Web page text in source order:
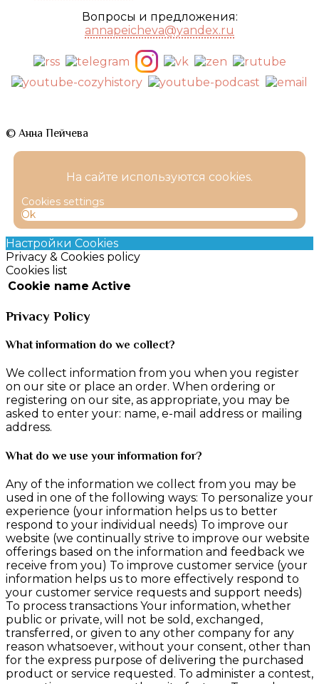
Вопросы и предложения:
annapeicheva@yandex.ru
© Анна Пейчева
На сайте используются cookies.
Cookies settings
Ok
Настройки Cookies
Privacy & Cookies policy
Cookies list
Cookie name Active
Privacy Policy
What information do we collect?
We collect information from you when you register
on our site or place an order. When ordering or
registering on our site, as appropriate, you may be
asked to enter your: name, e-mail address or mailing
address.
What do we use your information for?
Any of the information we collect from you may be
used in one of the following ways: To personalize your
experience (your information helps us to better
respond to your individual needs) To improve our
website (we continually strive to improve our website
offerings based on the information and feedback we
receive from you) To improve customer service (your
information helps us to more effectively respond to
your customer service requests and support needs)
To process transactions Your information, whether
public or private, will not be sold, exchanged,
transferred, or given to any other company for any
reason whatsoever, without your consent, other than
for the express purpose of delivering the purchased
product or service requested. To administer a contest,